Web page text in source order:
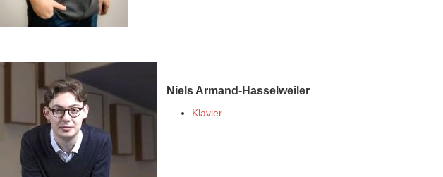
Niels Armand-Hasselweiler
Klavier